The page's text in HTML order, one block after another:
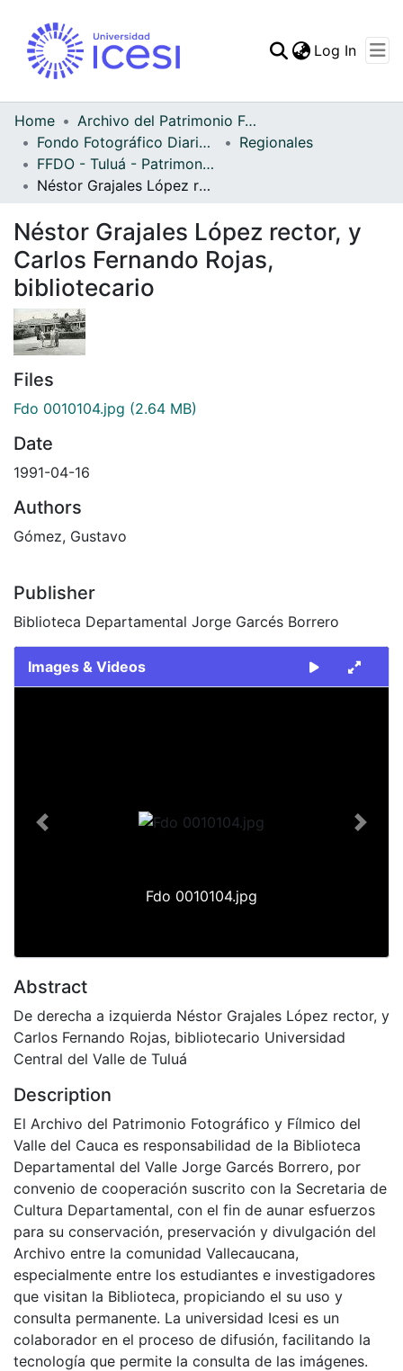
Statistics
Log In
Home
Archivo del Patrimonio Fotográfico y Fílmico del Valle del Cauca
Fondo Fotográfico Diario Occidente
Regionales
FFDO - Tuluá - Patrimonial
Néstor Grajales López rector, y Carlos Fernando Rojas, bibliotecario
Néstor Grajales López rector, y
Carlos Fernando Rojas,
bibliotecario
Files
Fdo 0010104.jpg (2.64 MB)
Date
1991-04-16
Authors
Gómez, Gustavo
Publisher
Biblioteca Departamental Jorge Garcés Borrero
Images & Videos
Fdo 0010104.jpg
Previous Next
Abstract
De derecha a izquierda Néstor Grajales López rector, y
Carlos Fernando Rojas, bibliotecario Universidad
Central del Valle de Tuluá
Description
El Archivo del Patrimonio Fotográfico y Fílmico del
Valle del Cauca es responsabilidad de la Biblioteca
Departamental del Valle Jorge Garcés Borrero, por
convenio de cooperación suscrito con la Secretaria de
Cultura Departamental, con el fin de aunar esfuerzos
para su conservación, preservación y divulgación del
Archivo entre la comunidad Vallecaucana,
especialmente entre los estudiantes e investigadores
que visitan la Biblioteca, propiciando el su uso y
consulta permanente. La universidad Icesi es un
colaborador en el proceso de difusión, facilitando la
tecnología que permite la consulta de las imágenes.